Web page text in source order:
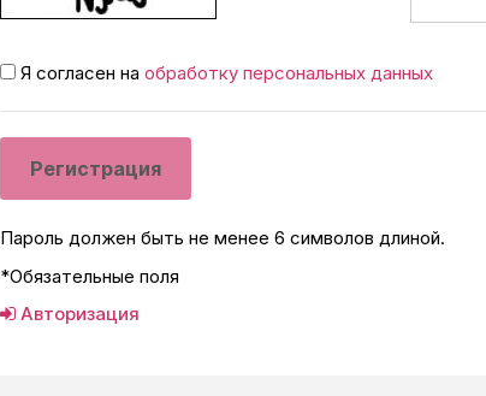
Я согласен на обработку персональных данных
Пароль должен быть не менее 6 символов длиной.
*Обязательные поля
Авторизация